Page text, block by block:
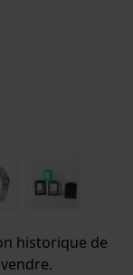
historique de